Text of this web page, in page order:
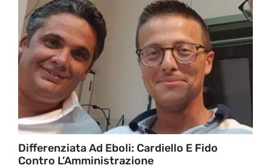
Differenziata Ad Eboli: Cardiello E Fido
Contro L’Amministrazione